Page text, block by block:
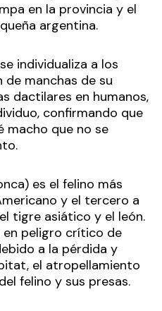
en la provincia y el
argentina.
individualiza a los
manchas de su
dactilares en humanos,
confirmando que
macho que no se
es el felino más
y el tercero a
tigre asiático y el león.
en peligro crítico de
a la pérdida y
el atropellamiento
felino y sus presas.